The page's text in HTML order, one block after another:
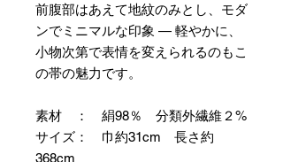
前腹部はあえて地紋のみとし、モダ
ンでミニマルな印象 — 軽やかに、
小物次第で表情を変えられるのもこ
の帯の魅力です。
素材 ： 絹98％ 分類外繊維２%
サイズ： 巾約31cm 長さ約
368cm